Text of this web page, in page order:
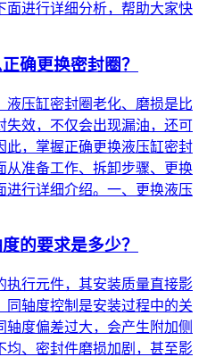
面进行详细分析，帮助大家快
确更换密封圈？
液压缸密封圈老化、磨损是比
失效，不仅会出现漏油，还可
此，掌握正确更换液压缸密封
从准备工作、拆卸步骤、更换
进行详细介绍。一、更换液压
的要求是多少？
执行元件，其安装质量直接影
同轴度控制是安装过程中的关
度偏差过大，会产生附加侧
均、密封件磨损加剧，甚至影